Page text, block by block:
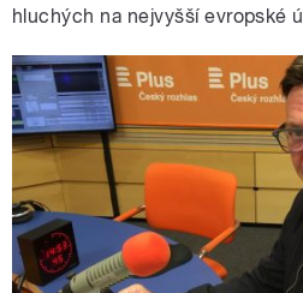
hluchých na nejvyšší evropské